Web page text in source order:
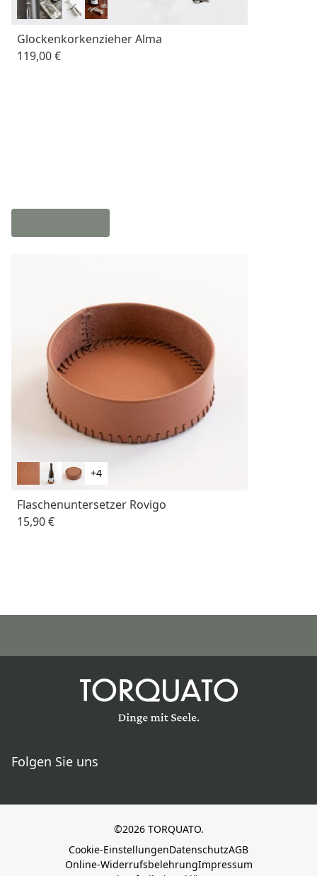
Glockenkorkenzieher Alma
119,00 €
+4
Flaschenuntersetzer Rovigo
15,90 €
Folgen Sie uns
©2026 TORQUATO.
Cookie-EinstellungenDatenschutzAGB
Online-WiderrufsbelehrungImpressum